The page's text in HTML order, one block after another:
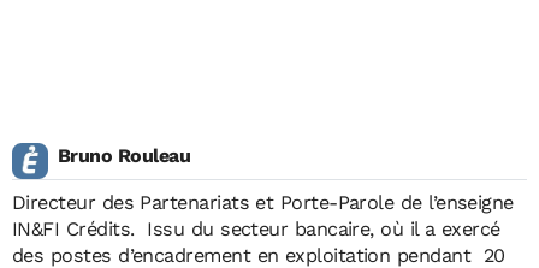
Bruno Rouleau
Directeur des Partenariats et Porte-Parole de l’enseigne
IN&FI Crédits. Issu du secteur bancaire, où il a exercé
des postes d’encadrement en exploitation pendant 20